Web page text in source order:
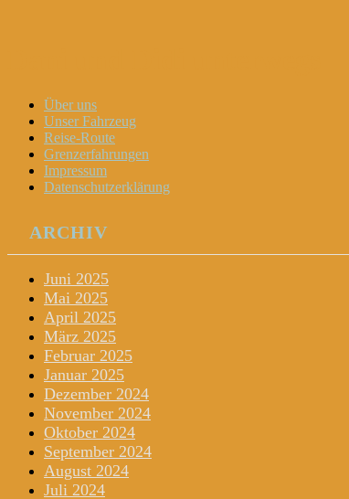
Menu
Widgets
Search
Skip
content
Über uns
Unser Fahrzeug
Reise-Route
Grenzerfahrungen
Impressum
Datenschutzerklärung
ARCHIV
Juni 2025
Mai 2025
April 2025
März 2025
Februar 2025
Januar 2025
Dezember 2024
November 2024
Oktober 2024
September 2024
August 2024
Juli 2024